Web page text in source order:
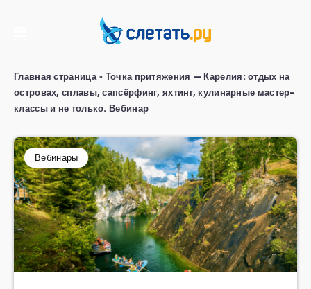
Главная страница» Точка притяжения — Карелия: отдых на
островах, сплавы, сапсёрфинг, яхтинг, кулинарные мастер-
классы и не только. Вебинар
Вебинары